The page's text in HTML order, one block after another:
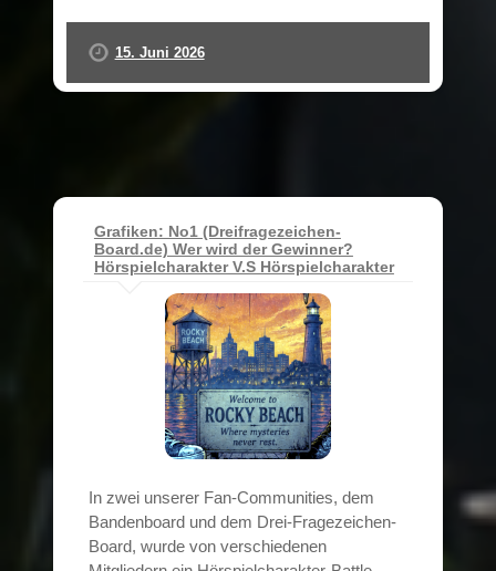
15. Juni 2026
Grafiken: No1 (Dreifragezeichen-
Board.de) Wer wird der Gewinner?
Hörspielcharakter V.S Hörspielcharakter
In zwei unserer Fan-Communities, dem
Bandenboard und dem Drei-Fragezeichen-
Board, wurde von verschiedenen